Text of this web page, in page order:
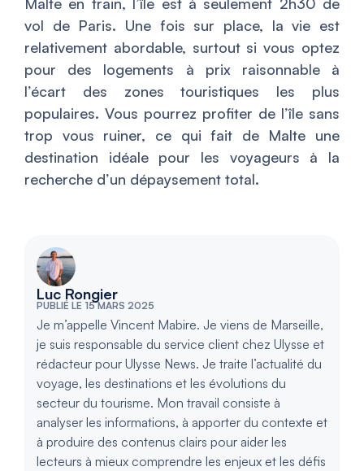
vol de Paris. Une fois sur place, la vie est
relativement abordable, surtout si vous optez
pour des logements à prix raisonnable à
l’écart des zones touristiques les plus
populaires. Vous pourrez profiter de l’île sans
trop vous ruiner, ce qui fait de Malte une
destination idéale pour les voyageurs à la
recherche d’un dépaysement total.
Luc Rongier
PUBLIÉ LE 15 MARS 2025
Je m’appelle Vincent Mabire. Je viens de Marseille,
je suis responsable du service client chez Ulysse et
rédacteur pour Ulysse News. Je traite l’actualité du
voyage, les destinations et les évolutions du
secteur du tourisme. Mon travail consiste à
analyser les informations, à apporter du contexte et
à produire des contenus clairs pour aider les
lecteurs à mieux comprendre les enjeux et les défis